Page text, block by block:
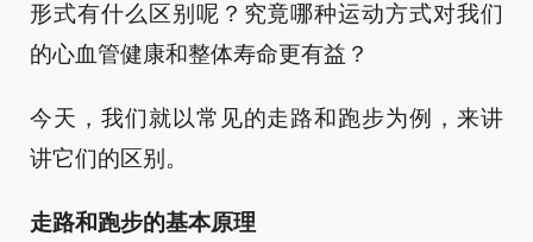
形式有什么区别呢？究竟哪种运动方式对我们
的心血管健康和整体寿命更有益？
今天，我们就以常见的走路和跑步为例，来讲
讲它们的区别。
走路和跑步的基本原理